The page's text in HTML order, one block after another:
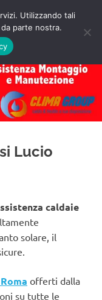
MENU
Lucio
caldaie
solare, il
offerti dalla
su tutte le
Utilizzando tali
parte nostra.